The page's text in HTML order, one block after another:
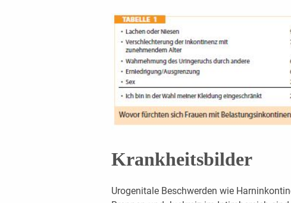
Krankheitsbilder
Urogenitale Beschwerden wie